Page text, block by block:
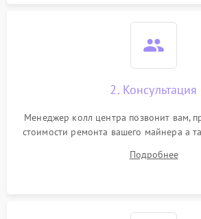
2. Консультация
Менеджер колл центра позвонит вам,
стоимости ремонта вашего майнера а
Подробнее